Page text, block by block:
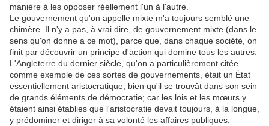
manière à les opposer réellement l'un à l'autre.
Le gouvernement qu'on appelle mixte m'a toujours semblé une
chimère. Il n'y a pas, à vrai dire, de gouvernement mixte (dans le
sens qu'on donne a ce mot), parce que, dans chaque société, on
finit par découvrir un principe d'action qui domine tous les autres.
L'Angleterre du dernier siècle, qu'on a particulièrement citée
comme exemple de ces sortes de gouvernements, était un État
essentiellement aristocratique, bien qu'il se trouvât dans son sein
de grands éléments de démocratie; car les lois et les mœurs y
étaient ainsi établies que l'aristocratie devait toujours, à la longue,
y prédominer et diriger à sa volonté les affaires publiques.